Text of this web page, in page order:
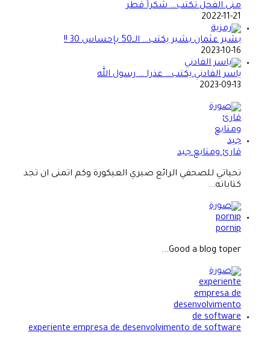
منى الفحل تكتب… شكراً قطر
2022-11-21
بشير عثمان بشير يكتب… الــ50 بإحساس 30 !!
2023-10-16
ياسر الفادني يكتب… عذرا … رسول الله
2023-09-13
قارئ ومتابع جيد
تحياتي للصحفي الرائع صبري العيكورة وكم اتمنى ان تجد
كتاباته...
pornip
Good a blog toper...
experiente empresa de desenvolvimento de software